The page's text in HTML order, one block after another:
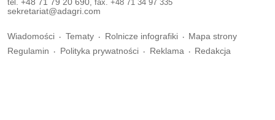
tel. +48 71 79 20 690 , fax. +48 71 34 97 335
sekretariat@adagri.com
Wiadomości Tematy Rolnicze infografiki
Mapa strony
Regulamin
Polityka prywatności Reklama Redakcja